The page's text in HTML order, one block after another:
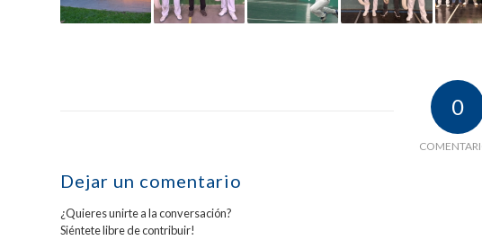
0
Dejar un comentario
¿Quieres unirte a la conversación?
Siéntete libre de contribuir!